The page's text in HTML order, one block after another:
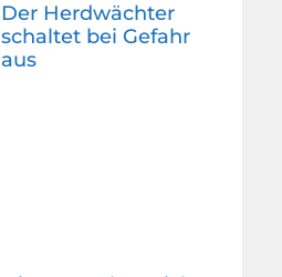
Der Herdwächter
schaltet bei Gefahr
aus